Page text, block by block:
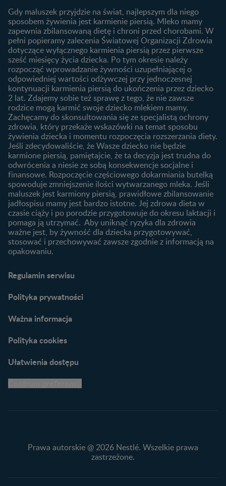
Produkty
Wyszukiwarka produktów
Nasze marki
Jak zaplanować płeć
dziecka?
Jak rozpoznać dni płodne?
Badania przed ciążą
Planowanie urlopu
macierzyńskiego
1. trymestr ciąży
2. trymestr ciąży
3. trymestr ciąży
Rozwój dziecka
Kalendarz rozwoju dziecka
Skoki rozwojowe
Ząbkowanie u niemowląt
Żywienie dziecka
10 sposobów jak poprawić
laktację
Jakie mleko następne
wybrać dla dziecka?
Jak rozszerzać dietę
niemowlaka?
Przydatne materiały dla
rodziców
Poradniki dla rodziców
Karty do zdjęć dla
Maluszka
Materiały do pobrania
Narzędzia dla rodziców
praktyczne wskazówki
Gdy maluszek przyjdzie na świat, najlepszym dla niego
sposobem żywienia jest karmienie piersią. Mleko mamy
zapewnia zbilansowaną dietę i chroni przed chorobami. W
pełni popieramy zalecenia Światowej Organizacji Zdrowia
dotyczące wyłącznego karmienia piersią przez pierwsze
sześć miesięcy życia dziecka. Po tym okresie należy
rozpocząć wprowadzanie żywności uzupełniającej o
odpowiedniej wartości odżywczej przy jednoczesnej
kontynuacji karmienia piersią do ukończenia przez dziecko
2 lat. Zdajemy sobie też sprawę z tego, że nie zawsze
rodzice mogą karmić swoje dziecko mlekiem mamy.
Zachęcamy do skonsultowania się ze specjalistą ochrony
zdrowia, który przekaże wskazówki na temat sposobu
żywienia dziecka i momentu rozpoczęcia rozszerzania diety.
Jeśli zdecydowaliście, że Wasze dziecko nie będzie
karmione piersią, pamiętajcie, że ta decyzja jest trudna do
odwrócenia a niesie ze sobą konsekwencje socjalne i
finansowe. Rozpoczęcie częściowego dokarmiania butelką
spowoduje zmniejszenie ilości wytwarzanego mleka. Jeśli
maluszek jest karmiony piersią, prawidłowe zbilansowanie
jadłospisu mamy jest bardzo istotne. Jej zdrowa dieta w
czasie ciąży i po porodzie przygotowuje do okresu laktacji i
pomaga ją utrzymać. Aby uniknąć ryzyka dla zdrowia
ważne jest, by żywność dla dziecka przygotowywać,
stosować i przechowywać zawsze zgodnie z informacją na
opakowaniu.
Regulamin serwisu
Polityka prywatności
Ważna informacja
Polityka cookies
Ułatwienia dostępu
Prawa autorskie @ 2026 Nestlé. Wszelkie prawa
zastrzeżone.